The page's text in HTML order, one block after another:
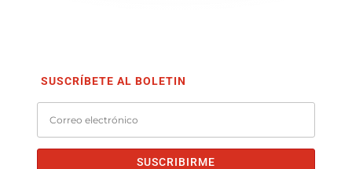
SUSCRÍBETE AL BOLETIN
SUSCRIBIRME